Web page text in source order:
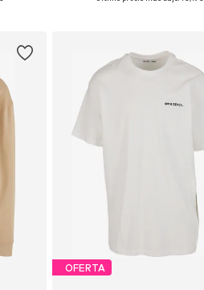
OFERTA